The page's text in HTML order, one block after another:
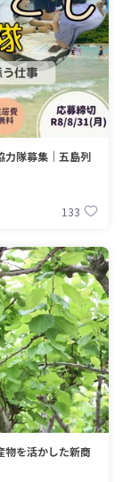
力隊募集｜五島列
133
物を活かした新商